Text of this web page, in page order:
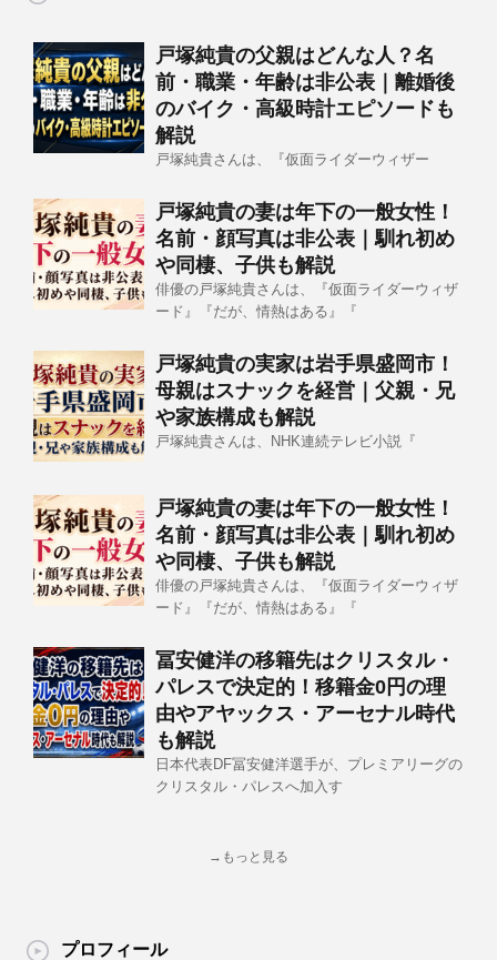
戸塚純貴の父親はどんな人？名
前・職業・年齢は非公表｜離婚後
のバイク・高級時計エピソードも
解説
戸塚純貴さんは、『仮面ライダーウィザー
戸塚純貴の妻は年下の一般女性！
名前・顔写真は非公表｜馴れ初め
や同棲、子供も解説
俳優の戸塚純貴さんは、『仮面ライダーウィザ
ード』『だが、情熱はある』『
戸塚純貴の実家は岩手県盛岡市！
母親はスナックを経営｜父親・兄
や家族構成も解説
戸塚純貴さんは、NHK連続テレビ小説『
戸塚純貴の妻は年下の一般女性！
名前・顔写真は非公表｜馴れ初め
や同棲、子供も解説
俳優の戸塚純貴さんは、『仮面ライダーウィザ
ード』『だが、情熱はある』『
冨安健洋の移籍先はクリスタル・
パレスで決定的！移籍金0円の理
由やアヤックス・アーセナル時代
も解説
日本代表DF冨安健洋選手が、プレミアリーグの
クリスタル・パレスへ加入す
→もっと見る
プロフィール